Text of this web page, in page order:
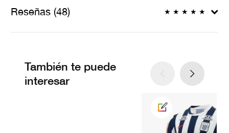
Reseñas (48) ★ ★ ★ ★ ★
También te puede
interesar